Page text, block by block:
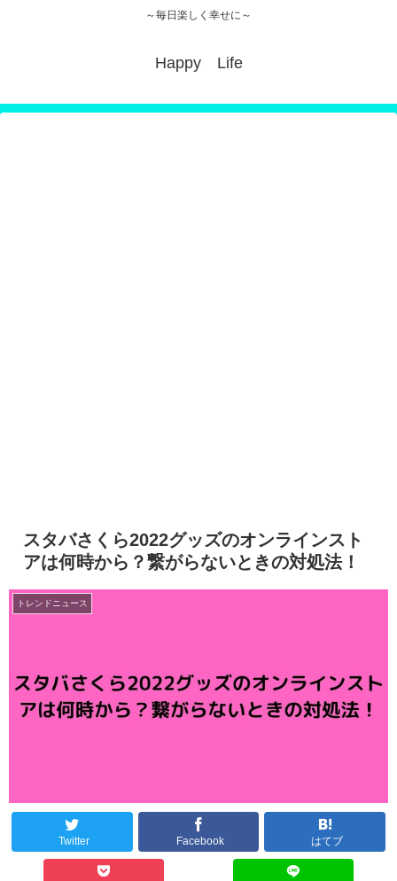
～毎日楽しく幸せに～
Happy Life
スタバさくら2022グッズのオンラインスト
アは何時から？繋がらないときの対処法！
トレンドニュース
Twitter Facebook はてブ